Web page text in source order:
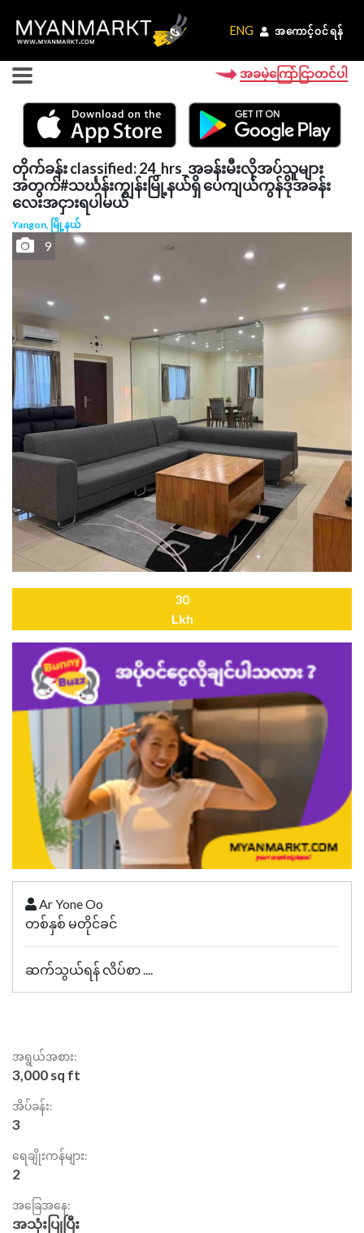
ENG အကောင့်ဝင်ရန်
ENG အကောင့်ဝင်ရန်
အခမဲ့ကြော်ငြာတင်ပါ
တိုက်ခန်း classified: 24_hrs_အခန်းမီးလိုအပ်သူများ
အတွက်#သင်္ဃန်းကျွန်းမြို့နယ်ရှိ ပေကျယ်ကွန်ဒိုအခန်း
လေးအငှားရပါမယ်
Yangon, မြို့နယ်
9
30
Lkh
Ar Yone Oo
တစ်နှစ် မတိုင်ခင်
ဆက်သွယ်ရန် လိပ်စာ ....
အရွယ်အစား:
3,000 sq ft
အိပ်ခန်း:
3
ရေချိုးကန်များ:
2
အခြေအနေ:
အသုံးပြုပြီး